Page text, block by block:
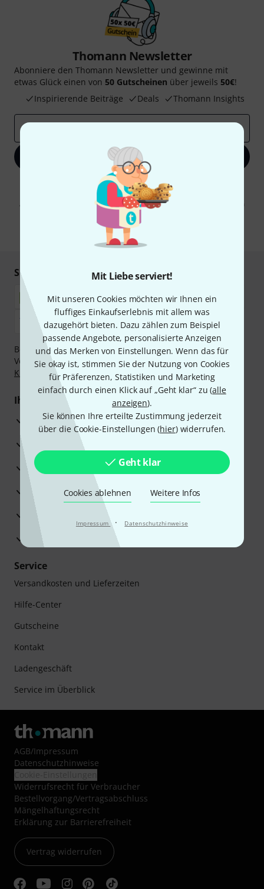
Mit Liebe serviert!
Mit unseren Cookies möchten wir Ihnen ein
fluffiges Einkaufserlebnis mit allem was
dazugehört bieten. Dazu zählen zum Beispiel
passende Angebote, personalisierte Anzeigen
und das Merken von Einstellungen. Wenn das für
Sie okay ist, stimmen Sie der Nutzung von Cookies
für Präferenzen, Statistiken und Marketing
einfach durch einen Klick auf „Geht klar“ zu (alle
anzeigen).
Sie können Ihre erteilte Zustimmung jederzeit
über die Cookie-Einstellungen (hier) widerrufen.
Geht klar
Cookies ablehnen Weitere Infos
Impressum · Datenschutzhinweise
Thomann Newsletter
Abonniere den Thomann Newsletter und gewinne mit
etwas Glück einen von 50 Gutscheinen über jeweils 50€!
Inspirierende Beiträge
Deals Thomann Insights
E-Mail-Adresse
Jetzt anmelden
Mit Klick auf „Jetzt anmelden“ stimmen Sie dem Erhalt von E-Mail-
Werbung und einer Messung des E-Mail-Nutzungsverhaltens zu. Die
Abmeldung ist jederzeit möglich. Weitere Informationen finden Sie in
Datenschutzhinweisen
* Pflichtfeld
Sicher einkaufen & bezahlen
Bezahlen Sie vertraulich und sicher per Nachnahme,
Vorkasse, PayPal, Amazon Pay,Klarna Sofort bezahlen,
Klarna Ratenzahlungoder Kreditkarte.
Ihre Vorteile
3 Jahre Thomann Garantie
30 Tage Money-Back-Garantie
Reparaturservice
Beratung durch Fachexperten
Zufriedenheitsgarantie
Europas größtes Versandlager
Service
Versandkosten und Lieferzeiten
Hilfe-Center
Gutscheine
Kontakt
Ladengeschäft
Service im Überblick
AGB/Impressum
Datenschutzhinweise
Widerrufsrecht für Verbraucher
Bestellvorgang/Vertragsabschluss
Mängelhaftungsrecht
Erklärung zur Barrierefreiheit
Vertrag widerrufen